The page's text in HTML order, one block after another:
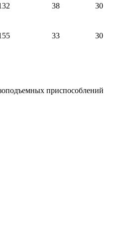
38 30
33 30
приспособлений